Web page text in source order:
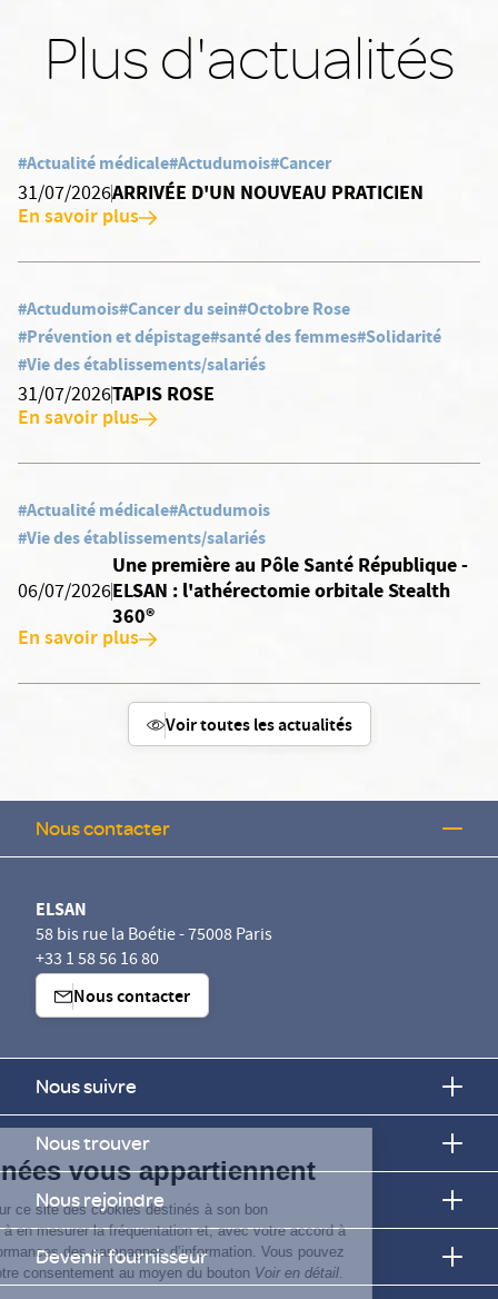
Vos données vous appartiennent
ELSAN utilise sur ce site des cookies destinés à son bon
fonctionnement, à en mesurer la fréquentation et, avec votre accord à
évaluer les performances des campagnes d’information. Vous pouvez
personnaliser votre consentement au moyen du bouton
Voir en détail
Plus d'actualités
#Actualité médicale#Actudumois#Cancer
31/07/2026ARRIVÉE D'UN NOUVEAU PRATICIEN
En savoir plus
#Actudumois#Cancer du sein#Octobre Rose
#Prévention et dépistage#santé des femmes#Solidarité
#Vie des établissements/salariés
31/07/2026TAPIS ROSE
En savoir plus
#Actualité médicale#Actudumois
#Vie des établissements/salariés
06/07/2026
Une première au Pôle Santé République -
ELSAN : l'athérectomie orbitale Stealth
360®
En savoir plus
Voir toutes les actualités
Nous contacter
ELSAN
58 bis rue la Boétie - 75008 Paris
+33 1 58 56 16 80
Nous contacter
Nous suivre
Nous trouver
Nous rejoindre
Devenir fournisseur